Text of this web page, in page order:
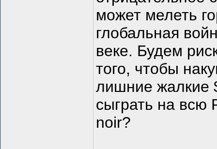
может мелеть
глобальная
веке. Будем
того, чтобы
лишние жалкие
сыграть на всю
noir?